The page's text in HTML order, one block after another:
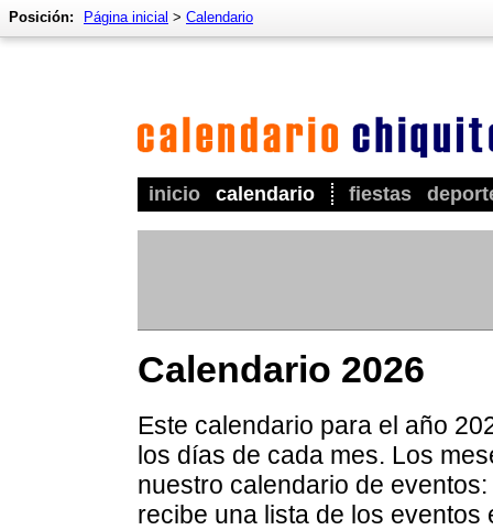
inicio calendario fiestas
Posición: Página inicial > Calendario
Calendario 2026
Este calendario para el año
los días de cada mes. Los
nuestro calendario de
recibe una lista de los eventos